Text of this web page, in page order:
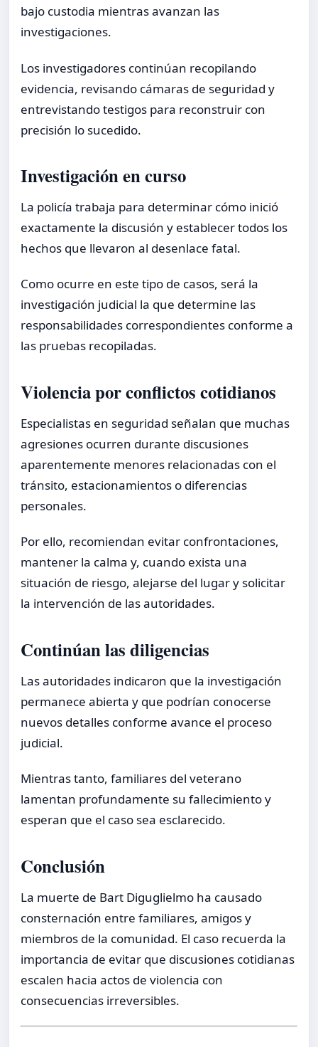
bajo custodia mientras avanzan las
investigaciones.
Los investigadores continúan recopilando
evidencia, revisando cámaras de seguridad y
entrevistando testigos para reconstruir con
precisión lo sucedido.
Investigación en curso
La policía trabaja para determinar cómo inició
exactamente la discusión y establecer todos los
hechos que llevaron al desenlace fatal.
Como ocurre en este tipo de casos, será la
investigación judicial la que determine las
responsabilidades correspondientes conforme a
las pruebas recopiladas.
Violencia por conflictos cotidianos
Especialistas en seguridad señalan que muchas
agresiones ocurren durante discusiones
aparentemente menores relacionadas con el
tránsito, estacionamientos o diferencias
personales.
Por ello, recomiendan evitar confrontaciones,
mantener la calma y, cuando exista una
situación de riesgo, alejarse del lugar y solicitar
la intervención de las autoridades.
Continúan las diligencias
Las autoridades indicaron que la investigación
permanece abierta y que podrían conocerse
nuevos detalles conforme avance el proceso
judicial.
Mientras tanto, familiares del veterano
lamentan profundamente su fallecimiento y
esperan que el caso sea esclarecido.
Conclusión
La muerte de Bart Diguglielmo ha causado
consternación entre familiares, amigos y
miembros de la comunidad. El caso recuerda la
importancia de evitar que discusiones cotidianas
escalen hacia actos de violencia con
consecuencias irreversibles.